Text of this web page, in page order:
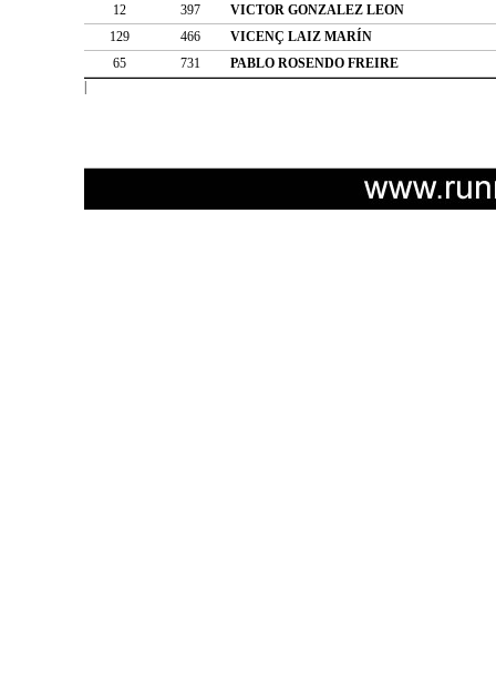
12
397
VICTOR GONZALEZ LEON
129
466
VICENÇ LAIZ MARÍN
65
731
PABLO ROSENDO FREIRE
|